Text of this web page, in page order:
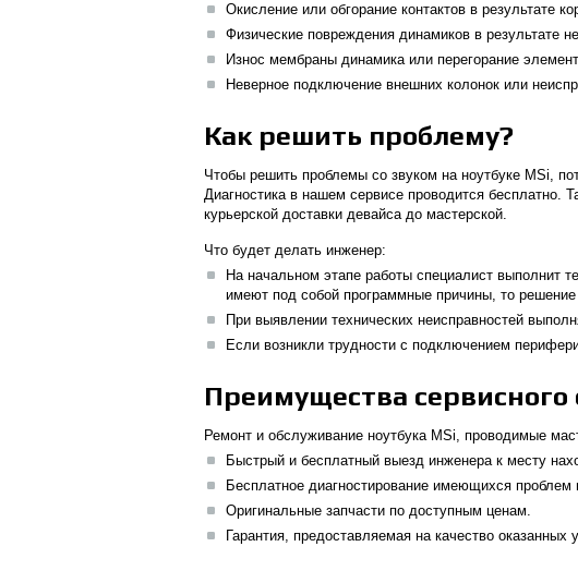
Окисление или обгорание контактов в результате
Физические повреждения динамиков в результате
Износ мембраны динамика или перегорание
Неверное подключение внешних колонок или
Как решить проблему?
Чтобы решить проблемы со звуком на ноутбуке MSi,
Диагностика в нашем сервисе проводится
курьерской доставки девайса до мастерской.
Что будет делать инженер:
На начальном этапе работы специалист выполнит
имеют под собой программные причины, то
При выявлении технических неисправностей
Если возникли трудности с подключением
Преимущества
Ремонт и обслуживание ноутбука MSi, проводимые
Быстрый и бесплатный выезд инженера к месту
Бесплатное диагностирование имеющихся проблем
Оригинальные запчасти по доступным ценам.
Гарантия, предоставляемая на качество